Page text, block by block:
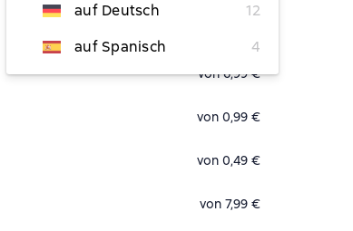
auf Deutsch
12
auf Spanisch
4
von 6,99 €
von 0,99 €
von 0,49 €
von 7,99 €